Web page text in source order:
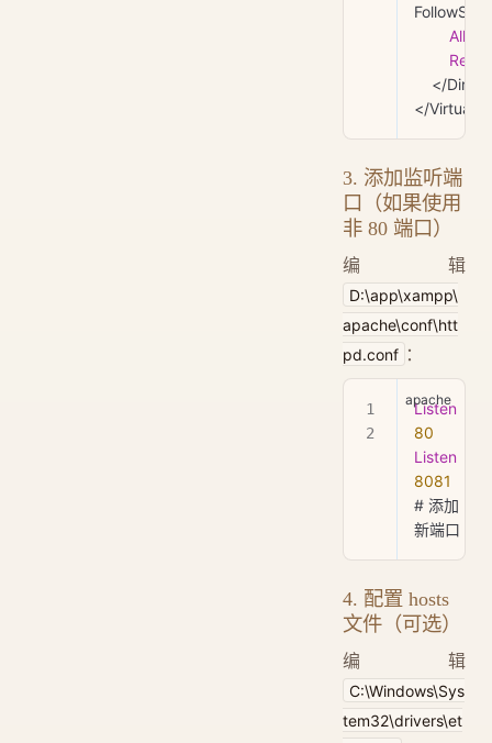
</
</
3. 添加监听端
口（如果使用
非 80 端口）
编辑
D:\app\xampp\
apache\conf\htt
pd.conf ：
Listen
80
Listen
8081
# 添加
新端口
4. 配置 hosts
文件（可选）
编辑
C:\Windows\Sys
tem32\drivers\et